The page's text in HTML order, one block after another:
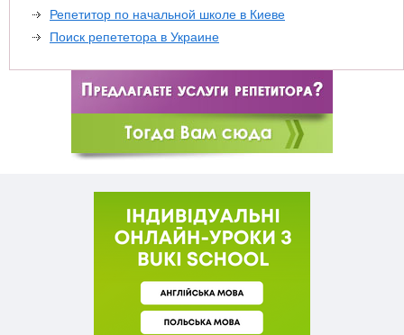
Репетитор по начальной школе в Киеве
Поиск репететора в Украине